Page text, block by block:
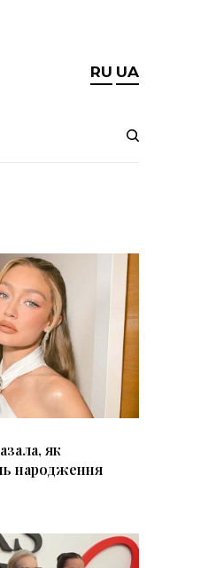
RU UA
як
народження